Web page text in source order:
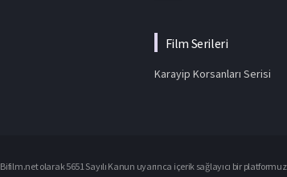
Film Serileri
Karayip Korsanları Serisi
Bifilm.net olarak 5651 Sayılı Kanun uyarınca içerik sağlayıcı bir